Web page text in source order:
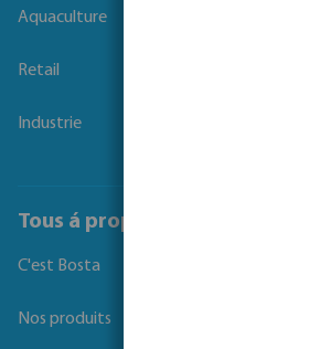
Aquaculture
Retail
Industrie
Tous á propos de Bosta
C'est Bosta
Nos produits